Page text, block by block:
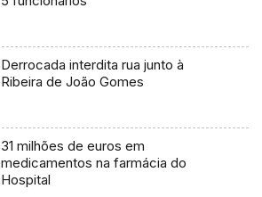
Derrocada interdita rua junto à
Ribeira de João Gomes
31 milhões de euros em
medicamentos na farmácia do
Hospital